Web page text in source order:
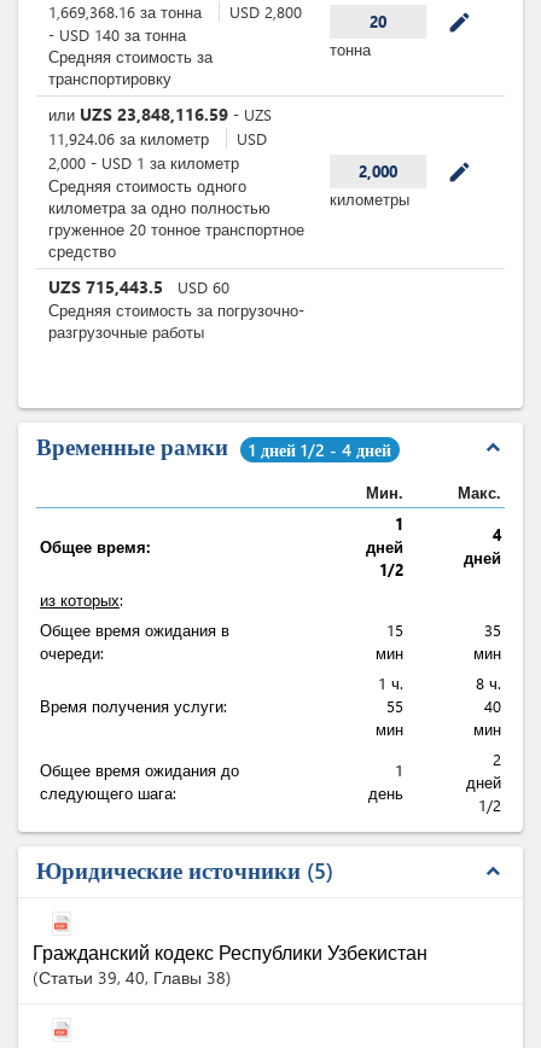
1,669,368.16 за тонна USD 2,800
- USD 140 за тонна
Средняя стоимость за
транспортировку
20 mode_edit
тонна
или UZS 23,848,116.59 - UZS
11,924.06 за километр
USD
2,000 - USD 1 за километр
Средняя стоимость одного
километра за одно полностью
груженное 20 тонное транспортное
средство
2,000 mode_edit
километры
UZS 715,443.5 USD 60
Средняя стоимость за погрузочно-
разгрузочные работы
Временные рамки 1 дней 1/2 - 4 дней expand_less
Мин. Макс.
Общее время:
1
дней
1/2
4
дней
из которых:
Общее время ожидания в
очереди:
15
мин
35
мин
Время получения услуги:
1 ч.
55
мин
8 ч.
40
мин
Общее время ожидания до
следующего шага:
1
день
2
дней
1/2
Юридические источники 5 expand_less
Гражданский кодекс Республики Узбекистан
Статьи 39, 40, Главы 38